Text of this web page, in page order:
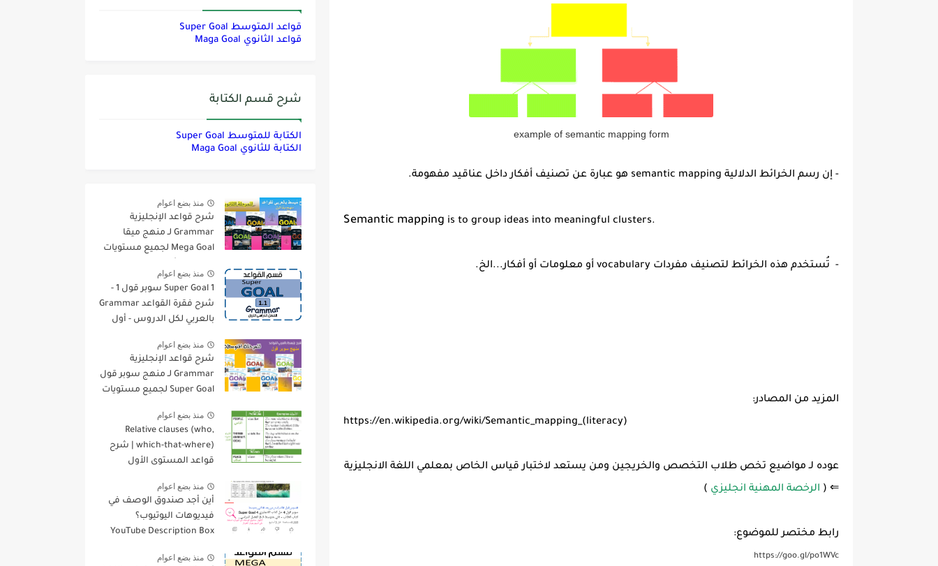
example of semantic mapping form
- إن رسم الخرائط الدلالية semantic mapping هو عبارة عن تصنيف أفكار داخل عناقيد مفهومة.
Semantic mapping is to group ideas into meaningful clusters.
- تُستخدم هذه الخرائط لتصنيف مفردات vocabulary أو معلومات أو أفكار...الخ.
المزيد من المصادر:
https://en.wikipedia.org/wiki/Semantic_mapping_(literacy)
عوده لـ مواضيع تخص طلاب التخصص والخريجين ومن يستعد لاختبار قياس الخاص بمعلمي اللغة الانجليزية
⇐ ( الرخصة المهنية انجليزي )
رابط مختصر للموضوع:
https://goo.gl/po1WVc
قواعد المتوسط Super Goal
قواعد الثانوي Maga Goal
شرح قسم الكتابة
الكتابة للمتوسط Super Goal
الكتابة للثانوي Maga Goal
منذ بضع اعوام
شرح قواعد الإنجليزية
Grammar لـ منهج ميقا
Mega Goal لجميع مستويات
منذ بضع اعوام
Super Goal 1 سوبر قول 1 -
شرح فقرة القواعد Grammar
بالعربي لكل الدروس - أول
الأول
منذ بضع اعوام
شرح قواعد الإنجليزية
Grammar لـ منهج سوبر قول
Super Goal لجميع مستويات
منذ بضع اعوام
Relative clauses (who,
which-that-where) | شرح
قواعد المستوى الأول
منذ بضع اعوام
أين أجد صندوق الوصف في
فيديوهات اليوتيوب؟
YouTube Description Box
منذ بضع اعوام